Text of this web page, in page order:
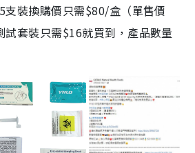
支裝換購價只需$80/盒（單售價
試套裝只需$16就買到，產品數量